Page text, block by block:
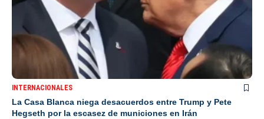
INTERNACIONALES
La Casa Blanca niega desacuerdos entre Trump y Pete
Hegseth por la escasez de municiones en Irán